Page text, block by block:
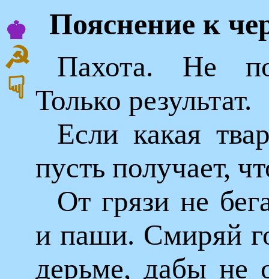
♚
☭
☟
Пояснение к
Пахота. Не
Только результат.
Если какая
пусть получает,
От грязи не
и паши. Смиряй
дерьме, дабы не